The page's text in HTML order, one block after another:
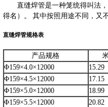
直缝焊管是一种笼统得叫法，
得名）。 其中按照用途不同，又
直缝焊管规格表
产品规格
Φ159×4.0×12000
15.29
Φ159×4.5×12000
17.15
Φ159×5.0×12000
18.99
Φ159×5.5×12000
20.82